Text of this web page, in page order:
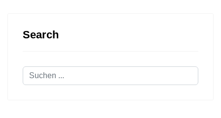
Search
Suchen